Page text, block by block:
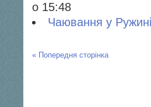
о 15:48
Чаювання у Ружині
« Попередня сторінка